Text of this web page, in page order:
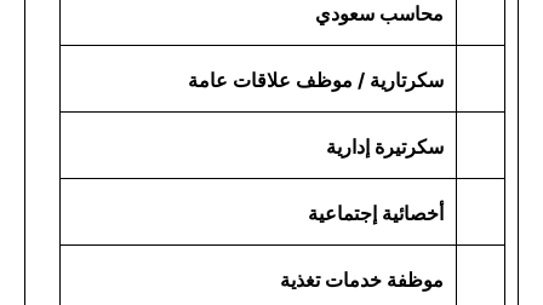
محاسب سعودي
سكرتارية / موظف علاقات عامة
سكرتيرة إدارية
أخصائية إجتماعية
موظفة خدمات تغذية